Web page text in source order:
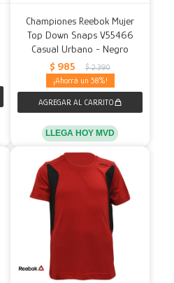
Championes Reebok Mujer
Top Down Snaps V55466
Casual Urbano - Negro
$ 985 $ 2.390
58
LLEGA HOY MVD